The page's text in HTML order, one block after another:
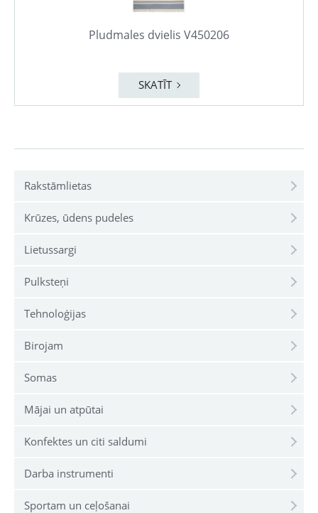
Rakstāmlietas
Krūzes, ūdens pudeles
Lietussargi
Pulksteņi
Tehnoloģijas
Birojam
Somas
Mājai un atpūtai
Konfektes un citi saldumi
Darba instrumenti
Sportam un ceļošanai
Pludmales dvielis V450206
SKATĪT